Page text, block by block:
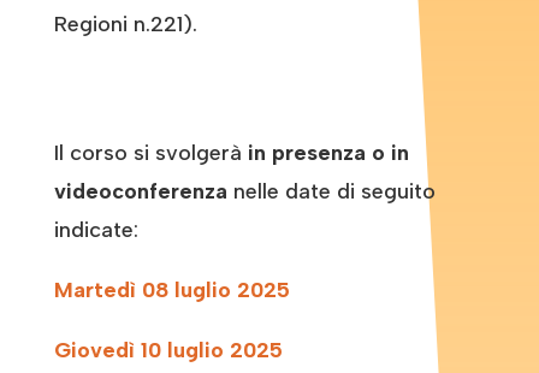
Regioni n.221).
Il corso si svolgerà in presenza o in
videoconferenza nelle date di seguito
indicate:
Martedì 08 luglio 2025
Giovedì 10 luglio 2025